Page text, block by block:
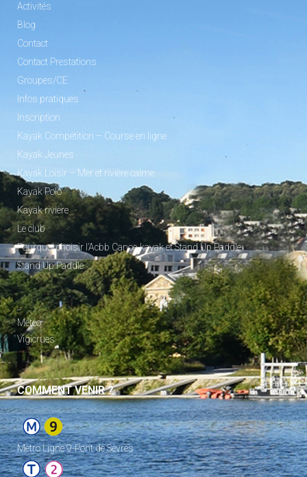
Activités
Blog
Contact
Contact Prestations
Groupes/CE
Infos pratiques
Inscription
Kayak Compétition – Course en ligne
Kayak Jeunes
Kayak Loisir – Mer et rivière calme
Kayak Polo
Kayak rivière
Le club
Pourquoi choisir l’Acbb Canoe-kayak et Stand Up Paddle
Stand Up Paddle
_
Météo
Vigicrues
COMMENT VENIR ?
Metro Ligne 9-Pont de Sèvres